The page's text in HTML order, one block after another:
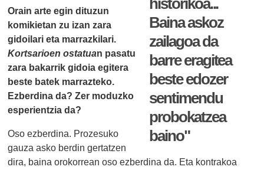
historikoa...
Baina askoz
zailagoa da
barre eragitea
beste edozer
sentimendu
probokatzea
baino"
Orain arte egin dituzun
komikietan zu izan zara
gidoilari eta marrazkilari.
Kortsarioen ostatuan pasatu
zara bakarrik gidoia egitera
beste batek marrazteko.
Ezberdina da? Zer moduzko
esperientzia da?
Oso ezberdina. Prozesuko
gauza asko berdin gertatzen
dira, baina orokorrean oso ezberdina da. Eta kontrakoa